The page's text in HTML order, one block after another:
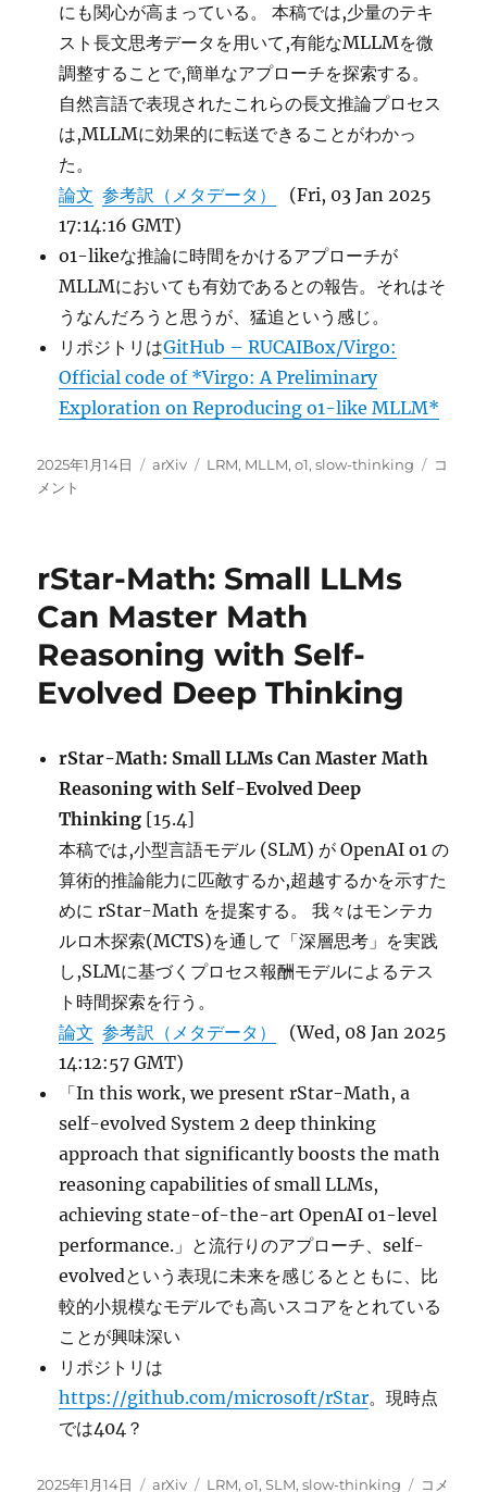
How
to
Think
Meta
Chain-
に
にも関心が高まっている。 本稿では,少量のテキ
スト長文思考データを用いて,有能なMLLMを微
調整することで,簡単なアプローチを探索する。
自然言語で表現されたこれらの長文推論プロセス
は,MLLMに効果的に転送できることがわかっ
た。
論文 参考訳（メタデータ）
(Fri, 03 Jan 2025
17:14:16 GMT)
o1-likeな推論に時間をかけるアプローチが
MLLMにおいても有効であるとの報告。それはそ
うなんだろうと思うが、猛追という感じ。
リポジトリはGitHub – RUCAIBox/Virgo:
Official code of *Virgo: A Preliminary
Exploration on Reproducing o1-like MLLM*
投
稿
2025年1月14日
カ
arXiv
タ
LRM, MLLM,o1,slow-thinking
Virgo:
コ
メント
rStar-Math: Small LLMs
Can Master Math
Reasoning with Self-
Evolved Deep Thinking
rStar-Math: Small LLMs Can Master Math
Reasoning with Self-Evolved Deep
Thinking [15.4]
本稿では,小型言語モデル (SLM) が OpenAI o1 の
算術的推論能力に匹敵するか,超越するかを示すた
めに rStar-Math を提案する。 我々はモンテカ
ルロ木探索(MCTS)を通して「深層思考」を実践
し,SLMに基づくプロセス報酬モデルによるテス
ト時間探索を行う。
論文 参考訳（メタデータ）
(Wed, 08 Jan 2025
14:12:57 GMT)
「In this work, we present rStar-Math, a
self-evolved System 2 deep thinking
approach that significantly boosts the math
reasoning capabilities of small LLMs,
achieving state-of-the-art OpenAI o1-level
performance.」と流行りのアプローチ、self-
evolvedという表現に未来を感じるとともに、比
較的小規模なモデルでも高いスコアをとれている
ことが興味深い
リポジトリは
https://github.com/microsoft/rStar。現時点
では404？
投
2025年1月14日 カ
arXiv タ
LRM,o1,SLM,slow-thinking rStar-
コメ